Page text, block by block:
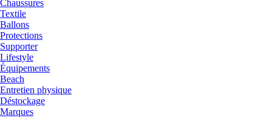
Chaussures
Textile
Ballons
Protections
Supporter
Lifestyle
Équipements
Beach
Entretien physique
Déstockage
Marques